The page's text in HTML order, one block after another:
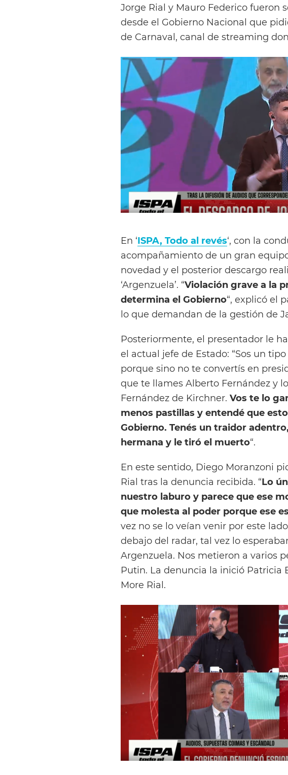
Jorge Rial y Mauro Federico fueron
desde el Gobierno Nacional que
de Carnaval, canal de streaming
En ‘ISPA, Todo al revés‘, con la
acompañamiento de un gran
novedad y el posterior descargo
‘Argenzuela’. “Violación grave a la
determina el Gobierno“, explicó el
lo que demandan de la gestión de
Posteriormente, el presentador le
el actual jefe de Estado: “Sos un
porque sino no te convertís en
que te llames Alberto Fernández y
Fernández de Kirchner. Vos te lo
menos pastillas y entendé que
Gobierno. Tenés un traidor
hermana y le tiró el muerto“.
En este sentido, Diego Moranzoni
Rial tras la denuncia recibida. “Lo
nuestro laburo y parece que ese
que molesta al poder porque ese
vez no se lo veían venir por este
debajo del radar, tal vez lo
Argenzuela. Nos metieron a varios
Putin. La denuncia la inició Patricia
More Rial.